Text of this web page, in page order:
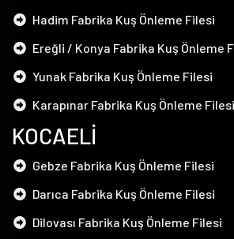
Hadim Fabrika Kuş Önleme Filesi
Ereğli / Konya Fabrika Kuş Önleme
Yunak Fabrika Kuş Önleme Filesi
Karapınar Fabrika Kuş Önleme Filesi
KOCAELİ
Gebze Fabrika Kuş Önleme Filesi
Darıca Fabrika Kuş Önleme Filesi
Dilovası Fabrika Kuş Önleme Filesi